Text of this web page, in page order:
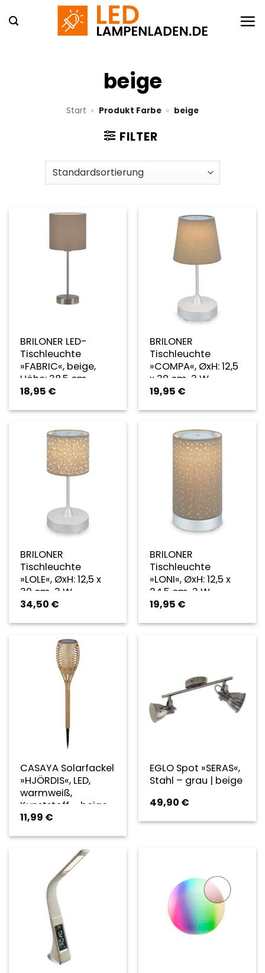
Inhalt
beige
Start » Produkt Farbe » beige
FILTER
BRILONER LED-
Tischleuchte
»FABRIC«, beige,
Höhe: 38,5 cm,
ohne Batterie
18,95 €
BRILONER
Tischleuchte
»COMPA«, ØxH: 12,5
x 30 cm, 3 W,
Kunststoff/Stoff –
19,95 €
BRILONER
Tischleuchte
»LOLE«, ØxH: 12,5 x
30 cm, 3 W,
Kunststoff/Stoff –
34,50 €
BRILONER
Tischleuchte
»LONI«, ØxH: 12,5 x
24,5 cm, 3 W,
Kunststoff/Stoff –
19,95 €
CASAYA Solarfackel
»HJÖRDIS«, LED,
warmweiß,
Kunststoff – beige
11,99 €
EGLO Spot »SERAS«,
Stahl – grau | beige
49,90 €